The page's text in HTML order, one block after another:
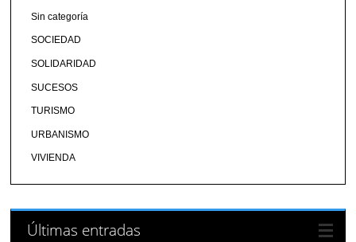
Sin categoría
SOCIEDAD
SOLIDARIDAD
SUCESOS
TURISMO
URBANISMO
VIVIENDA
Últimas entradas